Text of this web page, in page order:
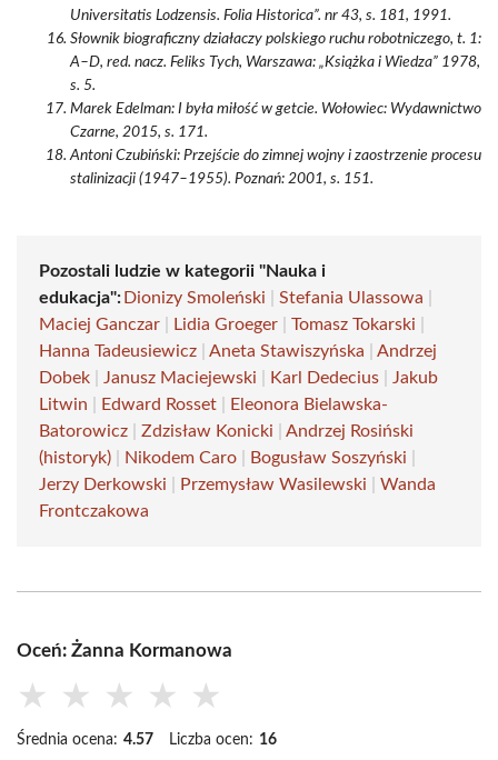
Universitatis Lodzensis. Folia Historica”. nr 43, s. 181, 1991.
Słownik biograficzny działaczy polskiego ruchu robotniczego, t. 1:
A–D, red. nacz. Feliks Tych, Warszawa: „Książka i Wiedza” 1978,
s. 5.
Marek Edelman: I była miłość w getcie. Wołowiec: Wydawnictwo
Czarne, 2015, s. 171.
Antoni Czubiński: Przejście do zimnej wojny i zaostrzenie procesu
stalinizacji (1947–1955). Poznań: 2001, s. 151.
Pozostali ludzie w kategorii "Nauka i
edukacja": Dionizy Smoleński Stefania Ulassowa
Maciej Ganczar
Lidia Groeger Tomasz Tokarski
Hanna Tadeusiewicz
Aneta Stawiszyńska
Andrzej
Dobek
Janusz Maciejewski Karl Dedecius
Jakub
Litwin
Edward Rosset
Eleonora Bielawska-
Batorowicz
Zdzisław Konicki
Andrzej Rosiński
(historyk)
Nikodem Caro Bogusław Soszyński
Jerzy Derkowski
Przemysław Wasilewski
Wanda
Frontczakowa
Oceń: Żanna Kormanowa
★ ★ ★ ★ ★
Średnia ocena: 4.57 Liczba ocen: 16